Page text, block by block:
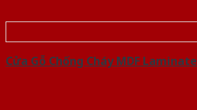
Cửa Gỗ Chống Cháy MDF Laminate